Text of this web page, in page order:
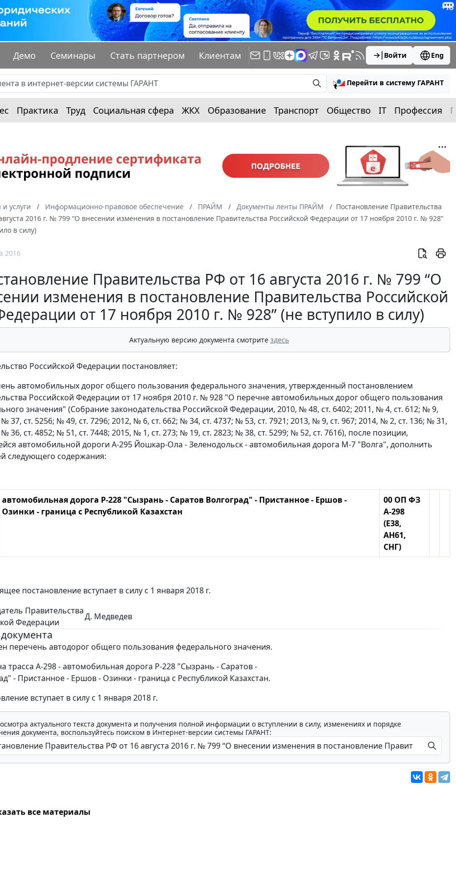
Демо Семинары Стать партнером Клиентам Войти Eng
Перейти в систему ГАРАНТ
Практика Труд Социальная сфера ЖКХ Образование Транспорт Общество IT Профессия
услуги Информационно-правовое обеспечение ПРАЙМ Документы ленты ПРАЙМ
Постановление Правительства
2016 г. № 799 “О внесении изменения в постановление Правительства Российской Федерации от 17 ноября 2010 г. № 928”
в силу)
2016
Правительства РФ от 16 августа 2016 г. № 799 “О
изменения в постановление Правительства Российской
от 17 ноября 2010 г. № 928” (не вступило в силу)
Актуальную версию документа смотрите здесь
Российской Федерации постановляет:
автомобильных дорог общего пользования федерального значения, утвержденный постановлением
Российской Федерации от 17 ноября 2010 г. № 928 "О перечне автомобильных дорог общего пользования
значения" (Собрание законодательства Российской Федерации, 2010, № 48, ст. 6402; 2011, № 4, ст. 612; № 9,
№ 37, ст. 5256; № 49, ст. 7296; 2012, № 6, ст. 662; № 34, ст. 4737; № 53, ст. 7921; 2013, № 9, ст. 967; 2014, № 2, ст. 136; № 31,
№ 36, ст. 4852; № 51, ст. 7448; 2015, № 1, ст. 273; № 19, ст. 2823; № 38, ст. 5299; № 52, ст. 7616), после позиции,
автомобильной дороги А-295 Йошкар-Ола - Зеленодольск - автомобильная дорога М-7 "Волга", дополнить
следующего содержания:
автомобильная дорога Р-228 "Сызрань - Саратов Волгоград" - Пристанное - Ершов -
Озинки - граница с Республикой Казахстан
00 ОП ФЗ
А-298
(Е38,
АН61,
СНГ)
постановление вступает в силу с 1 января 2018 г.
Правительства
Федерации
Д. Медведев
перечень автодорог общего пользования федерального значения.
трасса А-298 - автомобильная дорога Р-228 "Сызрань - Саратов -
- Пристанное - Ершов - Озинки - граница с Республикой Казахстан.
вступает в силу с 1 января 2018 г.
актуального текста документа и получения полной информации о вступлении в силу, изменениях и порядке
документа, воспользуйтесь поиском в Интернет-версии системы ГАРАНТ:
все материалы